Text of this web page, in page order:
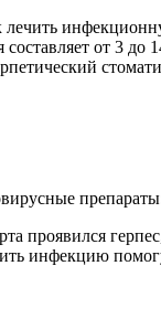
лечить
от 3
проявился
инфекцию